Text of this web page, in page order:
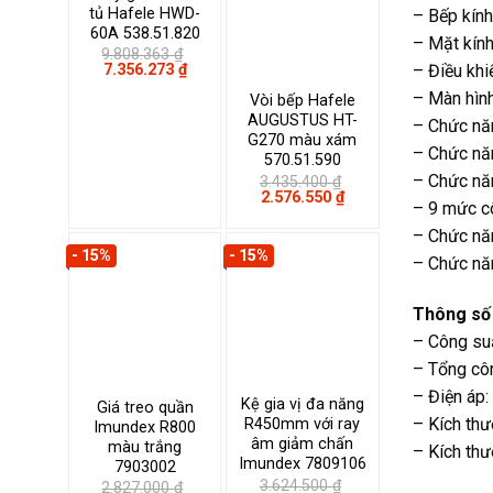
tủ Hafele HWD-
60A 538.51.820
9.808.363₫
Giá
7.356.273 ₫Giá
hiện
7.356.273 ₫.
Vòi bếp Hafele
AUGUSTUS HT-
G270 màu xám
570.51.590
3.435.400₫
Giá
3.435.400 ₫.
2.576.550 ₫Giá
hiện
2.576.550 ₫.
- 15%
Giá treo quần
Imundex R800
màu trắng
7903002
2.827.000₫
- 15%
Kệ gia vị đa năng
R450mm với ray
âm giảm chấn
Imundex 7809106
3.624.500₫
– Bếp
– Mặt
– Điều
– Màn
– Chức
– Chức
– Chức
– 9 mức
– Chức
– Chức
Thông
– Công
– Tổng
– Điện
– Kích
– Kích